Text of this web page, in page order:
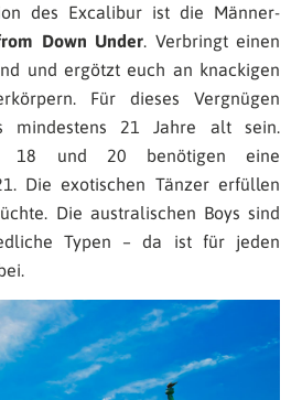
des Excalibur ist die Männer-
Down Under. Verbringt einen
und ergötzt euch an knackigen
Für dieses Vergnügen
mindestens 21 Jahre alt sein.
18 und 20 benötigen eine
Die exotischen Tänzer erfüllen
Die australischen Boys sind
Typen – da ist für jeden